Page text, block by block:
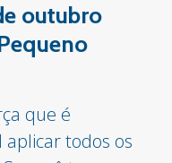
outubro
que é
todos os